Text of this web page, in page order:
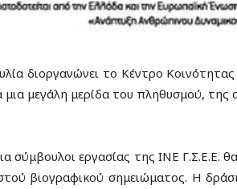
διοργανώνει το Κέντρο
μεγάλη μερίδα του πληθυσμού, της
σύμβουλοι εργασίας της ΙΝΕ Γ.Σ.Ε.Ε.
βιογραφικού σημειώματος. Η